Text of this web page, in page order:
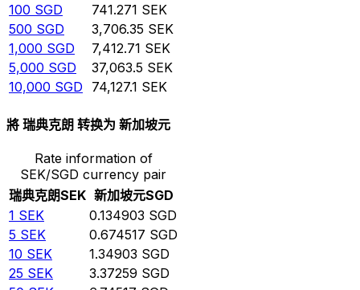
100 SGD 741.271 SEK
500 SGD 3,706.35 SEK
1,000 SGD 7,412.71 SEK
5,000 SGD 37,063.5 SEK
10,000 SGD 74,127.1 SEK
將 瑞典克朗 转换为 新加坡元
Rate information of
SEK/SGD currency pair
瑞典克朗SEK 新加坡元SGD
1 SEK 0.134903 SGD
5 SEK 0.674517 SGD
10 SEK 1.34903 SGD
25 SEK 3.37259 SGD